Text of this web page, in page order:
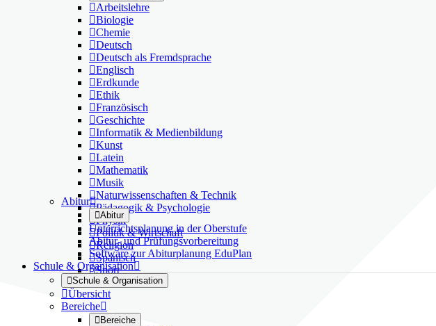
Arbeitslehre
Biologie
Chemie
Deutsch
Deutsch als Fremdsprache
Englisch
Erdkunde
Ethik
Französisch
Geschichte
Informatik & Medienbildung
Kunst
Latein
Mathematik
Musik
Naturwissenschaften & Technik
Pädagogik & Psychologie
Physik
Politik & Wirtschaft
Religion
Spanisch
Sport
Abitur
Abitur
Unterrichtsplanung in der Oberstufe
Abitur- und Prüfungsvorbereitung
Software zur Abiturplanung EduPlan
Schule & Organisation
Schule & Organisation
Übersicht
Bereiche
Bereiche